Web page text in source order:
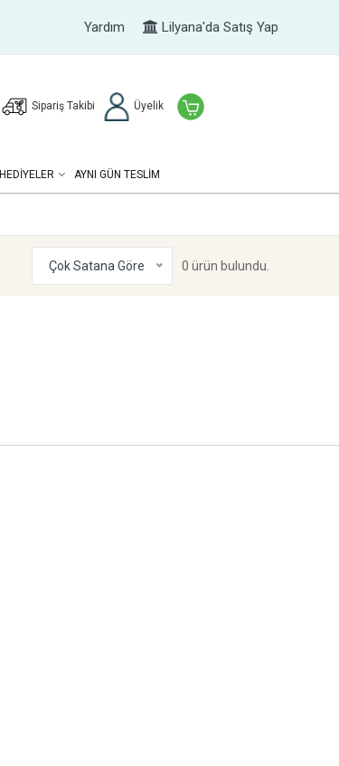
Yardım Lilyana'da Satış Yap
Sipariş Takibi Üyelik
HEDIYELER AYNI GÜN TESLİM
Çok Satana Göre 0 ürün bulundu.